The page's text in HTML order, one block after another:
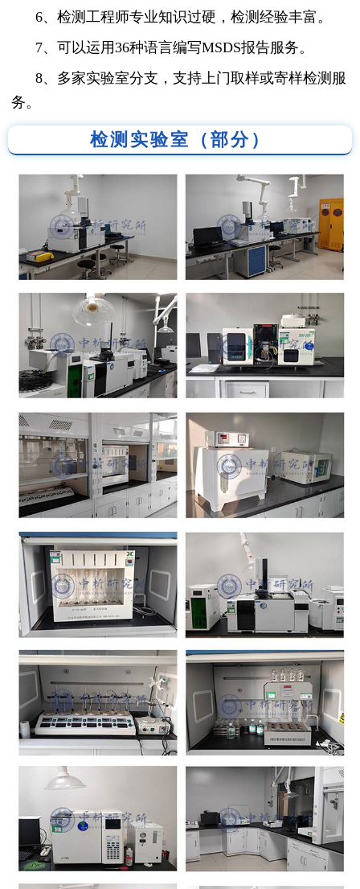
6、检测工程师专业知识过硬，检测经验丰富。
7、可以运用36种语言编写MSDS报告服务。
8、多家实验室分支，支持上门取样或寄样检测服
务。
检测实验室（部分）